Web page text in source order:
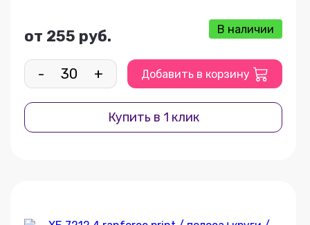
от 255 руб. В наличии
- + Добавить в корзину
Купить в 1 клик